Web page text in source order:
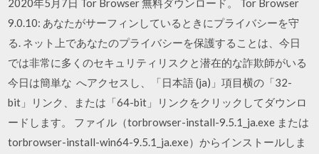
9.0.10: あなたがサーフィンしているときにプライバシーを守
る. ネット上であなたのプライバシーを保護することは、今日
では非常に多くのセキュリティリスクと潜在的な詐欺師がいる
今日は簡単な へアクセスし、「日本語 (ja)」項目横の「32-
bit」リンク、または「64-bit」リンクをクリックしてダウンロ
ードします。 ファイル（torbrowser-install-9.5.1_ja.exe または
torbrowser-install-win64-9.5.1_ja.exe）からインストールしま